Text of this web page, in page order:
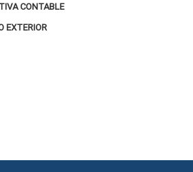
CONTABLE
EXTERIOR